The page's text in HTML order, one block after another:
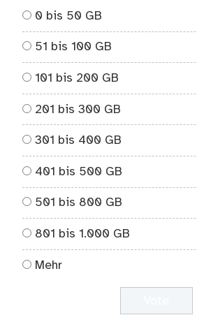
0 bis 50 GB
51 bis 100 GB
101 bis 200 GB
201 bis 300 GB
301 bis 400 GB
401 bis 500 GB
501 bis 800 GB
801 bis 1.000 GB
Mehr